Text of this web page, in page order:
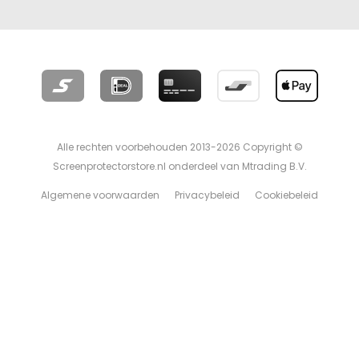
Alle rechten voorbehouden 2013-2026 Copyright ©
Screenprotectorstore.nl onderdeel van Mtrading B.V.
Algemene voorwaarden Privacybeleid Cookiebeleid